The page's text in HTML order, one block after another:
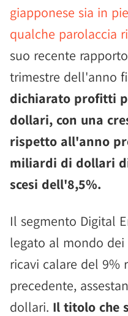
giapponese sia in
qualche parolaccia
suo recente
trimestre dell'anno
dichiarato profitti
dollari, con una
rispetto all'anno
miliardi di dollari
scesi dell'8,5%.
Il segmento Digital
legato al mondo
ricavi calare del 9%
precedente,
dollari. Il titolo che